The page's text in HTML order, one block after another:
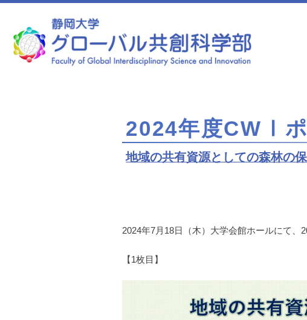
2024年度CWⅠ
地域の共有資源としての森林の
2024年7月18日（木）大学会館ホールにて
【1枚目】